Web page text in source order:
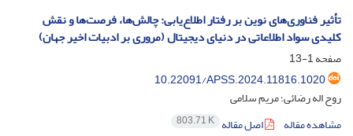
تأثیر فناوری‌های نوین بر رفتار اطلاع‌یابی: چالش‌ها، فرصت‌ها و نقش
کلیدی سواد اطلاعاتی در دنیای دیجیتال (مروری بر ادبیات اخیر جهان)
صفحه1-13
10.22091/APSS.2024.11816.1020
روح اله رضائی؛ مریم سلامی
مشاهده مقاله
اصل مقاله 803.71 K